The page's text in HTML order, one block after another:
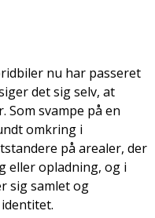
nu har passeret
det sig selv, at
Som svampe på en
omkring i
på arealer, der
eller opladning, og i
sig samlet og